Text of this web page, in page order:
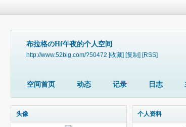
布拉格のHf午夜的个人空间
http://www.52blg.com/?50472 [收藏] [复制] [RSS]
空间首页 动态 记录 日志
头像 个人资料